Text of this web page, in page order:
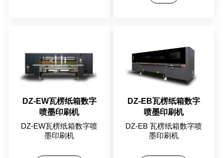
DZ-EW瓦楞纸箱数字
喷墨印刷机
DZ-EW瓦楞纸箱数字喷
墨印刷机
DZ-EB瓦楞纸箱数字
喷墨印刷机
DZ-EB 瓦楞纸箱数字喷
墨印刷机